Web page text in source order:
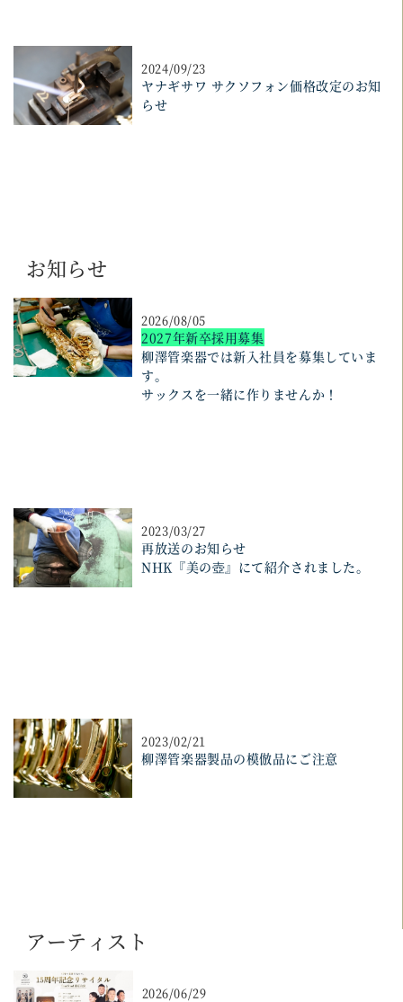
2024/09/23
ヤナギサワ サクソフォン価格改定のお知
らせ
お知らせ
2026/08/05
2027年新卒採用募集
柳澤管楽器では新入社員を募集していま
す。
サックスを一緒に作りませんか！
2023/03/27
再放送のお知らせ
NHK『美の壺』にて紹介されました。
2023/02/21
柳澤管楽器製品の模倣品にご注意
アーティスト
2026/06/29